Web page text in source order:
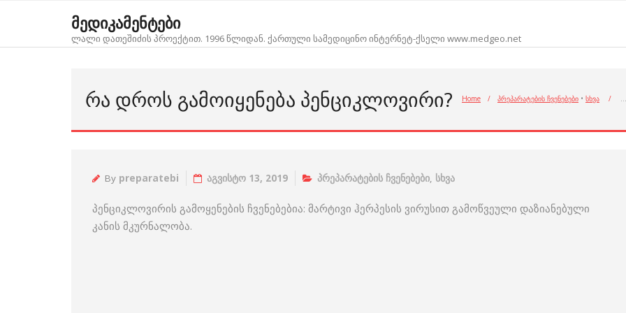
მედიკამენტები
ლალი დათეშიძის პროექტით. 1996 წლიდან. ქართული სამედიცინო ინტერნეტ-ქსელი www.medgeo.net
ᲠᲐ ᲓᲠᲝᲡ ᲒᲐᲛᲝᲘᲧᲔᲜᲔᲑᲐ ᲞᲔᲜᲪᲘᲙᲚᲝᲕᲘᲠᲘ? Home / პრეპარატების ჩვენებები • სხვა / …
By preparatebi აგვისტო 13, 2019 პრეპარატების ჩვენებები, სხვა
პენციკლოვირის გამოყენების ჩვენებებია: მარტივი ჰერპესის ვირუსით გამოწვეული დაზიანებული
კანის მკურნალობა.